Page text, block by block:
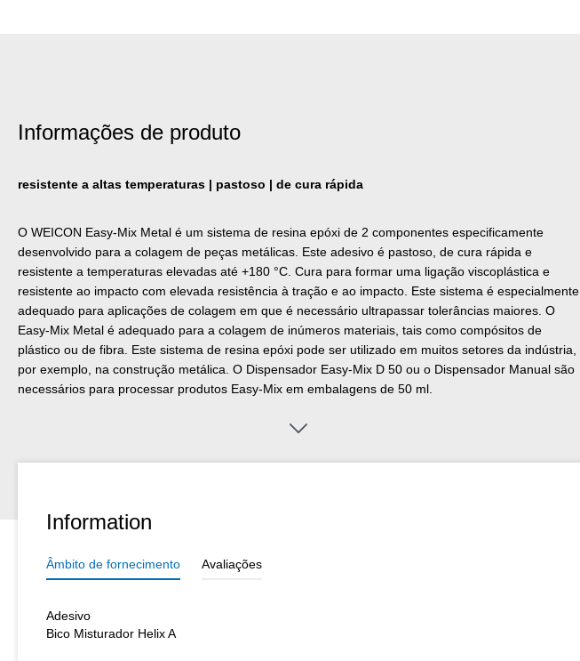
Informações de produto
resistente a altas temperaturas | pastoso | de cura rápida
O WEICON Easy-Mix Metal é um sistema de resina epóxi de 2 componentes especificamente
desenvolvido para a colagem de peças metálicas. Este adesivo é pastoso, de cura rápida e
resistente a temperaturas elevadas até +180 °C. Cura para formar uma ligação viscoplástica e
resistente ao impacto com elevada resistência à tração e ao impacto. Este sistema é especialmente
adequado para aplicações de colagem em que é necessário ultrapassar tolerâncias maiores. O
Easy-Mix Metal é adequado para a colagem de inúmeros materiais, tais como compósitos de
plástico ou de fibra. Este sistema de resina epóxi pode ser utilizado em muitos setores da indústria,
por exemplo, na construção metálica. O Dispensador Easy-Mix D 50 ou o Dispensador Manual são
necessários para processar produtos Easy-Mix em embalagens de 50 ml.
Information
Âmbito de fornecimento Avaliações
Adesivo
Bico Misturador Helix A